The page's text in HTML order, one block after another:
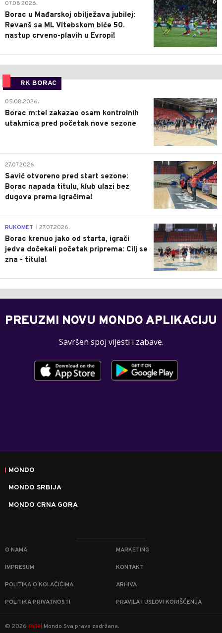
0
07.08.2026.
Borac u Mađarskoj obilježava jubilej:
Revanš sa ML Vitebskom biće 50.
nastup crveno-plavih u Evropi!
RK BORAC
0
05.08.2026.
Borac m:tel zakazao osam kontrolnih
utakmica pred početak nove sezone
0
27.07.2026.
Savić otvoreno pred start sezone:
Borac napada titulu, klub ulazi bez
dugova prema igračima!
0
RUKOMET 27.07.2026.
Borac krenuo jako od starta, igrači
jedva dočekali početak priprema: Cilj se
zna - titula!
PREUZMI NOVU MONDO APLIKACIJU
Savršen spoj vijesti i zabave.
MONDO
MONDO SRBIJA
MONDO CRNA GORA
O NAMA MARKETING
IMPRESUM KONTAKT
POLITIKA O KOLAČIĆIMA ARHIVA
POLITIKA PRIVATNOSTI PRAVILA I USLOVI KORIŠĆENJA
© 2026 m:tel Mondo Sva prava zadržana.